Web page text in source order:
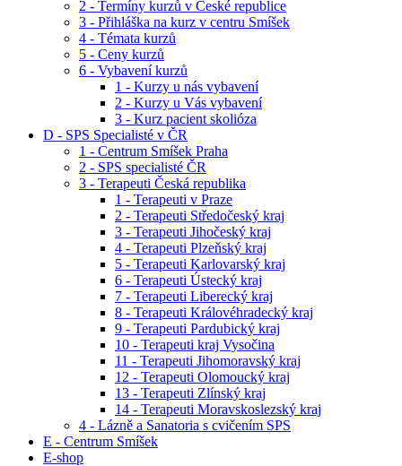
2 - Termíny kurzů v České republice
3 - Přihláška na kurz v centru Smíšek
4 - Témata kurzů
5 - Ceny kurzů
6 - Vybavení kurzů
1 - Kurzy u nás vybavení
2 - Kurzy u Vás vybavení
3 - Kurz pacient skolióza
D - SPS Specialisté v ČR
1 - Centrum Smíšek Praha
2 - SPS specialisté ČR
3 - Terapeuti Česká republika
1 - Terapeuti v Praze
2 - Terapeuti Středočeský kraj
3 - Terapeuti Jihočeský kraj
4 - Terapeuti Plzeňský kraj
5 - Terapeuti Karlovarský kraj
6 - Terapeuti Ústecký kraj
7 - Terapeuti Liberecký kraj
8 - Terapeuti Královéhradecký kraj
9 - Terapeuti Pardubický kraj
10 - Terapeuti kraj Vysočina
11 - Terapeuti Jihomoravský kraj
12 - Terapeuti Olomoucký kraj
13 - Terapeuti Zlínský kraj
14 - Terapeuti Moravskoslezský kraj
4 - Lázně a Sanatoria s cvičením SPS
E - Centrum Smíšek
E-shop